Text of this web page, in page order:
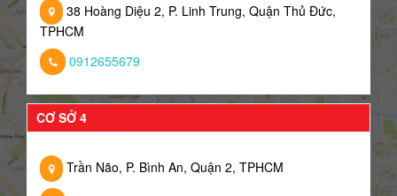
38 Hoàng Diệu 2, P. Linh Trung, Quận Thủ Đức,
TPHCM
0912655679
CƠ SỞ 4
Trần Não, P. Bình An, Quận 2, TPHCM